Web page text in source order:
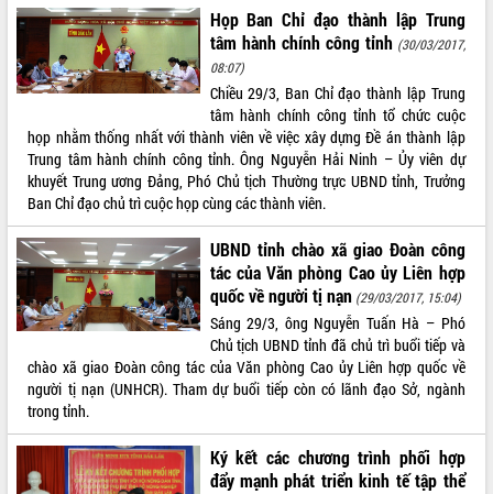
Đắk Lắk: Tôn vinh 46 giải pháp tại Hội
thi Sáng tạo Kỹ thuật 2024 - 2025
Đắk Lắk rà soát, điều chỉnh Đề án 190
về phát triển nuôi trồng thủy sản
Trương Công Thái kiểm tra thực địa
Dự án cao tốc Khánh Hòa - Buôn Ma
Thuột
Định vị cà phê Việt Nam như một “di
sản sống” trong dòng chảy toàn cầu
Xây dựng nông thôn mới: Nâng cao đời
sống người dân từ những mô hình thiết
thực
Quyết liệt tháo gỡ vướng mắc, đẩy
nhanh tiến độ các dự án trọng điểm
trong Khu kinh tế Nam Phú Yên
Hòn Yến phát triển du lịch gắn với bảo
tồn biển
Lấy ý kiến điều chỉnh Quy hoạch tỉnh
Đắk Lắk thời kỳ 2021-2030, tầm nhìn
Họp Ban Chỉ đạo thành lập Trung
tâm hành chính công tỉnh (30/03/2017,
08:07)
Chiều 29/3, Ban Chỉ đạo thành lập Trung
tâm hành chính công tỉnh tổ chức cuộc
họp nhằm thống nhất với thành viên về việc xây dựng Đề án thành lập
Trung tâm hành chính công tỉnh. Ông Nguyễn Hải Ninh – Ủy viên dự
khuyết Trung ương Đảng, Phó Chủ tịch Thường trực UBND tỉnh, Trưởng
Ban Chỉ đạo chủ trì cuộc họp cùng các thành viên.
UBND tỉnh chào xã giao Đoàn công
tác của Văn phòng Cao ủy Liên hợp
quốc về người tị nạn (29/03/2017, 15:04)
Sáng 29/3, ông Nguyễn Tuấn Hà – Phó
Chủ tịch UBND tỉnh đã chủ trì buổi tiếp và
chào xã giao Đoàn công tác của Văn phòng Cao ủy Liên hợp quốc về
người tị nạn (UNHCR). Tham dự buổi tiếp còn có lãnh đạo Sở, ngành
trong tỉnh.
Ký kết các chương trình phối hợp
đẩy mạnh phát triển kinh tế tập thể